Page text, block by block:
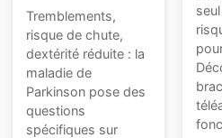
Tremblements,
risque de chute,
dextérité réduite : la
maladie de
Parkinson pose des
questions
spécifiques sur